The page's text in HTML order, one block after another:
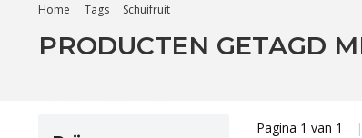
Home Tags Schuifruit
PRODUCTEN GETAGD
Pagina 1 van 1 |